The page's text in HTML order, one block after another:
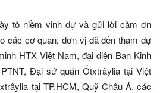
tỏ niềm vinh dự và gửi lời cảm ơn
các cơ quan, đơn vị đã đến tham dự
HTX Việt Nam, đại diện Ban Kinh
Đại sứ quán Ốtxtrâylia tại Việt
tại TP.HCM, Quỹ Châu Á, các